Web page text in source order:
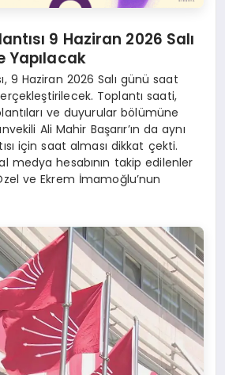
9 Haziran 2026 Salı
Yapılacak
9 Haziran 2026 Salı günü saat
Toplantı saati,
ve duyurular bölümüne
Ali Mahir Başarır’ın da aynı
için saat alması dikkat çekti.
medya hesabının takip edilenler
ve Ekrem İmamoğlu’nun